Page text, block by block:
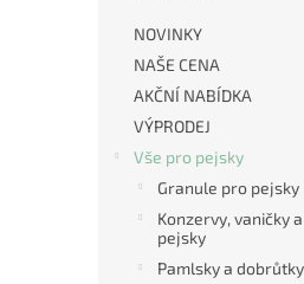
NOVINKY
NAŠE CENA
AKČNÍ NABÍDKA
VÝPRODEJ
Vše pro pejsky
Granule pro pejsky
Konzervy, vaničky
pejsky
Pamlsky a